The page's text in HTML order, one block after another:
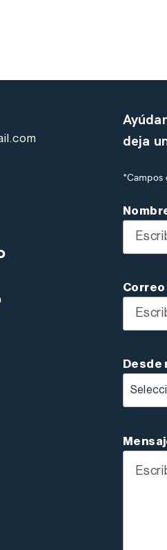
deja
*Campos
Desde